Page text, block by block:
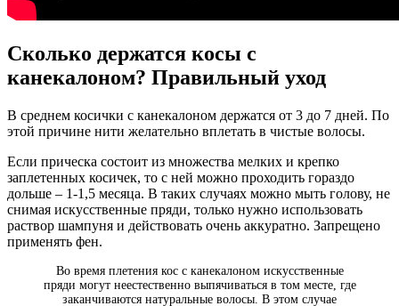
Сколько держатся косы с
канекалоном? Правильный уход
В среднем косички с канекалоном держатся от 3 до 7 дней. По
этой причине нити желательно вплетать в чистые волосы.
Если прическа состоит из множества мелких и крепко
заплетенных косичек, то с ней можно проходить гораздо
дольше – 1-1,5 месяца. В таких случаях можно мыть голову, не
снимая искусственные пряди, только нужно использовать
раствор шампуня и действовать очень аккуратно. Запрещено
применять фен.
Во время плетения кос с канекалоном искусственные
пряди могут неестественно выпячиваться в том месте, где
заканчиваются натуральные волосы. В этом случае